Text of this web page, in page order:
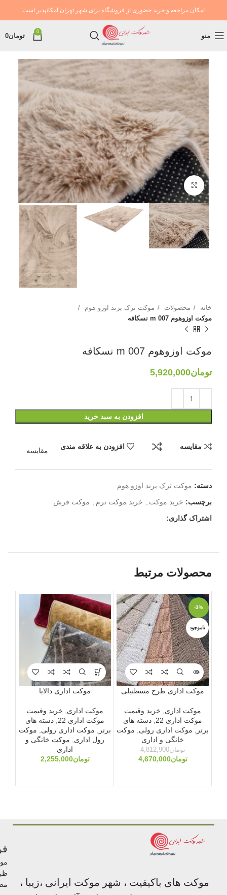
امکان مراجعه و خرید حضوری از فروشگاه برای شهر تهران امکانپذیر است
منو
0
تومان0
بزرگنمایی تصویر
خانه محصولات
موکت ترک برند اوزو هوم
موکت اوزوهوم 007 m نسکافه
موکت اوزوهوم 007 m نسکافه
تومان5,920,000
افزودن به سبد خرید
مقایسه افزودن به علاقه مندی
مقایسه
دسته: موکت ترک برند اوزو هوم
برچسب: خرید موکت خرید موکت نرم
موکت فرش
اشتراک گذاری:
محصولات مرتبط
-3%
ناموجود
موکت اداری طرح مسطتیلی
موکت اداری
خرید وقیمت
موکت اداری 22
دسته های
برتر
موکت اداری رولی
موکت
خانگی و اداری
تومان4,812,900
تومان4,670,000
موکت اداری دالایا
موکت اداری
خرید وقیمت
موکت اداری 22
دسته های
برتر
موکت اداری رولی
موکت
رول اداری
موکت خانگی و
اداری
تومان2,255,000
موکت های باکیفیت ، شهر موکت ایرانی ،زیبا ،